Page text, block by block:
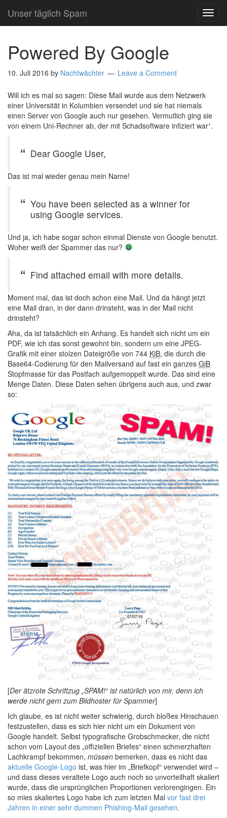
Unser täglich Spam
Powered By Google
10. Juli 2016 by Nachtwächter Leave a Comment
Will ich es mal so sagen: Diese Mail wurde aus dem Netzwerk
einer Universität in Kolumbien versendet und sie hat niemals
einen Server von Google auch nur gesehen. Vermutlich ging sie
von einem Uni-Rechner ab, der mit Schadsoftware infiziert war¹.
Dear Google User,
Das ist mal wieder genau mein Name!
You have been selected as a winner for
using Google services.
Und ja, ich habe sogar schon einmal Dienste von Google benutzt.
Woher weiß der Spammer das nur?
Find attached email with more details.
Moment mal, das ist doch schon eine Mail. Und da hängt jetzt
eine Mail dran, in der dann drinsteht, was in der Mail nicht
drinsteht?
Aha, da ist tatsächlich ein Anhang. Es handelt sich nicht um ein
PDF, wie ich das sonst gewohnt bin, sondern um eine JPEG-
Grafik mit einer stolzen Dateigröße von 744 KiB, die durch die
Base64-Codierung für den Mailversand auf fast ein ganzes GiB
Stopfmasse für das Postfach aufgemoppelt wurde. Das sind eine
Menge Daten. Diese Daten sehen übrigens auch aus, und zwar
so:
[Der ätzrote Schriftzug „SPAM!“ ist natürlich von mir, denn ich
werde nicht gern zum Bildhoster für Spammer]
Ich glaube, es ist nicht weiter schwierig, durch bloßes Hinschauen
festzustellen, dass es sich hier nicht um ein Dokument von
Google handelt. Selbst typografische Grobschmecker, die nicht
schon vom Layout des „offiziellen Briefes“ einen schmerzhaften
Lachkrampf bekommen, müssen bemerken, dass es nicht das
aktuelle Google-Logo ist, was hier im „Briefkopf“ verwendet wird –
und dass dieses veraltete Logo auch noch so unvorteilhaft skaliert
wurde, dass die ursprünglichen Proportionen verlorengingen. Ein
so mies skaliertes Logo habe ich zum letzten Mal vor fast drei
Jahren in einer sehr dummen Phishing-Mail gesehen.